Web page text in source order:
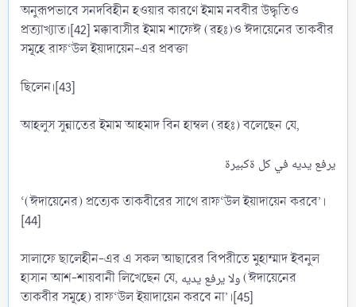
অনুরূপভাবে সনদবিহীন হওয়ার কারণে ইমাম নববীর উদ্ধৃতিও
প্রত্যাখ্যাত।[42] মক্কাবাসীর ইমাম শাফেঈ (রহঃ)ও ঈদায়েনের তাকবীর
সমূহে রাফ‘উল ইয়াদায়েন-এর প্রবক্তা
ছিলেন।[43]
আহলুস সুন্নাতের ইমাম আহমাদ বিন হাম্বল (রহঃ) বলেছেন যে,
‘(ঈদায়েনের) প্রত্যেক তাকবীরের সাথে রাফ‘উল ইয়াদায়েন করবে’।
[44]
সালাফে ছালেহীন-এর এ সকল আছারের বিপরীতে মুহাম্মাদ ইবনুল
হাসান আশ-শায়বানী লিখেছেন যে, ولا يرفع يديه (ঈদায়েনের
তাকবীর সমূহে) রাফ‘উল ইয়াদায়েন করবে না’।[45]